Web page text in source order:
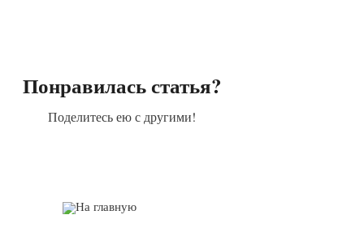
Понравилась статья?
Поделитесь ею с другими!
На главную